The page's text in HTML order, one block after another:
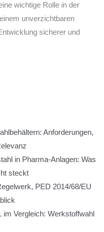
wichtige Rolle in der
unverzichtbaren
sicherer und
Anforderungen,
in Pharma-Anlagen: Was
steckt
PED 2014/68/EU
im Vergleich: Werkstoffwahl